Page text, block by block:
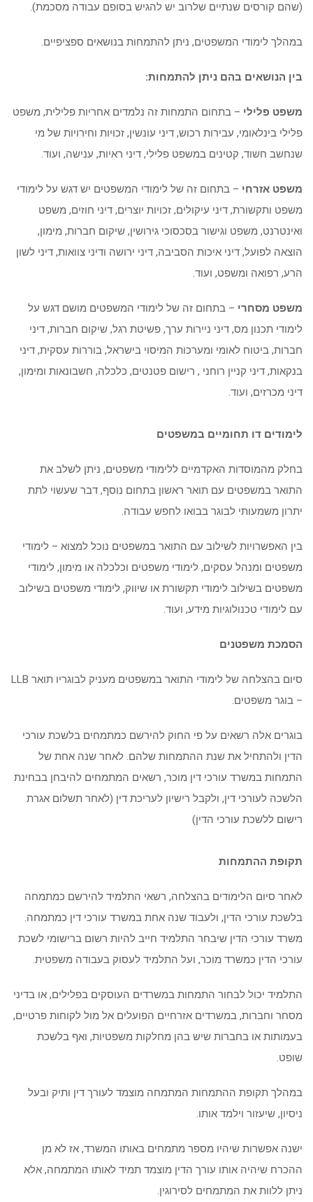
(שהם קורסים שנתיים שלרוב יש להגיש בסופם עבודה מסכמת).
במהלך לימודי המשפטים, ניתן להתמחות בנושאים ספציפיים.
בין הנושאים בהם ניתן להתמחות:
משפט פלילי – בתחום התמחות זה נלמדים אחריות פלילית, משפט
פלילי בינלאומי, עבירות רכוש, דיני עונשין, זכויות וחירויות של מי
שנחשב חשוד, קטינים במשפט פלילי, דיני ראיות, ענישה, ועוד.
משפט אזרחי – בתחום זה של לימודי המשפטים יש דגש על לימודי
משפט ותקשורת, דיני עיקולים, זכויות יוצרים, דיני חוזים, משפט
ואינטרנט, משפט וגישור בסכסוכי גירושין, שיקום חברות, מימון,
הוצאה לפועל, דיני איכות הסביבה, דיני ירושה ודיני צוואות, דיני לשון
הרע, רפואה ומשפט, ועוד.
משפט מסחרי – בתחום זה של לימודי המשפטים מושם דגש על
לימודי תכנון מס, דיני ניירות ערך, פשיטת רגל, שיקום חברות, דיני
חברות, ביטוח לאומי ומערכות המיסוי בישראל, בוררות עסקית, דיני
בנקאות, דיני קניין רוחני , רישום פטנטים, כלכלה, חשבונאות ומימון,
דיני מכרזים, ועוד.
לימודים דו תחומיים במשפטים
בחלק מהמוסדות האקדמיים ללימודי משפטים, ניתן לשלב את
התואר במשפטים עם תואר ראשון בתחום נוסף, דבר שעשוי לתת
יתרון משמעותי לבוגר בבואו לחפש עבודה.
בין האפשרויות לשילוב עם התואר במשפטים נוכל למצוא – לימודי
משפטים ומנהל עסקים, לימודי משפטים וכלכלה או מימון, לימודי
משפטים בשילוב לימודי תקשורת או שיווק, לימודי משפטים בשילוב
עם לימודי טכנולוגיות מידע, ועוד.
הסמכת משפטנים
סיום בהצלחה של לימודי התואר במשפטים מעניק לבוגריו תואר LLB
– בוגר משפטים.
בוגרים אלה רשאים על פי החוק להירשם כמתמחים בלשכת עורכי
הדין ולהתחיל את שנת ההתמחות שלהם. לאחר שנה אחת של
התמחות במשרד עורכי דין מוכר, רשאים המתמחים להיבחן בבחינת
הלשכה לעורכי דין, ולקבל רישיון לעריכת דין (לאחר תשלום אגרת
רישום ללשכת עורכי הדין)
תקופת ההתמחות
לאחר סיום הלימודים בהצלחה, רשאי התלמיד להירשם כמתמחה
בלשכת עורכי הדין, ולעבוד שנה אחת במשרד עורכי דין כמתמחה.
משרד עורכי הדין שיבחר התלמיד חייב להיות רשום ברישומי לשכת
עורכי הדין כמשרד מוכר, ועל התלמיד לעסוק בעבודה משפטית.
התלמיד יכול לבחור התמחות במשרדים העוסקים בפלילים, או בדיני
מסחר וחברות, במשרדים אזרחיים הפועלים אל מול לקוחות פרטיים,
בעמותות או בחברות שיש בהן מחלקות משפטיות, ואף בלשכת
שופט.
במהלך תקופת ההתמחות המתמחה מוצמד לעורך דין ותיק ובעל
ניסיון, שיעזור וילמד אותו.
ישנה אפשרות שיהיו מספר מתמחים באותו המשרד, אז לא מן
ההכרח שיהיה אותו עורך הדין מוצמד תמיד לאותו המתמחה, אלא
ניתן ללוות את המתמחים לסירוגין.